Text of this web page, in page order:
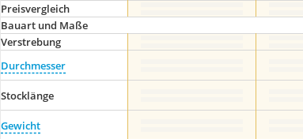
Preis­vergleich
Bauart und Maße
Verstrebung
Durchmesser
Stocklänge
Gewicht